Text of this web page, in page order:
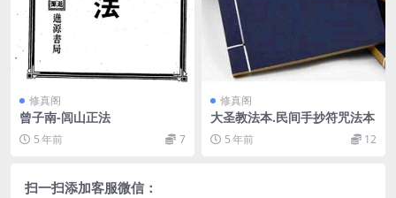
修真阁
曾子南-闾山正法
5 年前 7
修真阁
大圣教法本.民间手抄符咒法本
5 年前 12
扫一扫添加客服微信：